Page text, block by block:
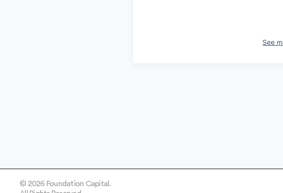
See
© 2026 Foundation Capital.